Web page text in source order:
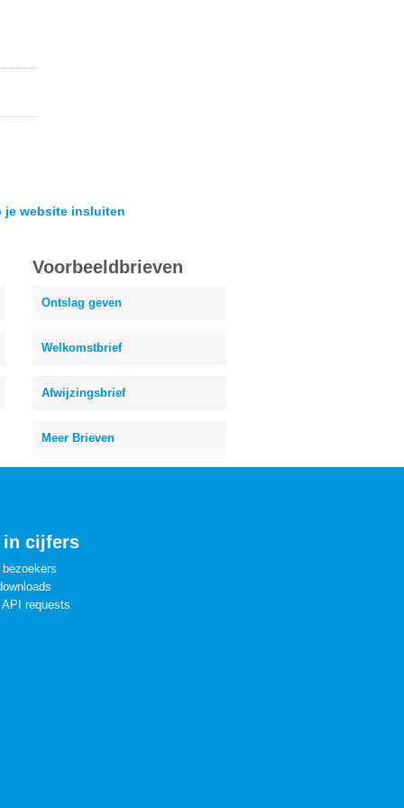
je website insluiten
Voorbeeldbrieven
Ontslag geven
Welkomstbrief
Afwijzingsbrief
Meer Brieven
in cijfers
API requests